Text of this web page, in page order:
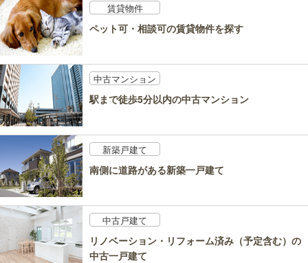
賃貸物件
ペット可・相談可の賃貸物件を探す
中古マンション
駅まで徒歩5分以内の中古マンション
新築戸建て
南側に道路がある新築一戸建て
中古戸建て
リノベーション・リフォーム済み（予定含む）の
中古一戸建て